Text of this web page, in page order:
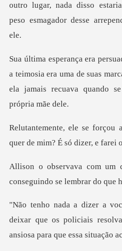
outro lugar, nada di
imosia era uma de suas
ela jama
quer de mim? É s
conseguindo se
deixar que os policiais